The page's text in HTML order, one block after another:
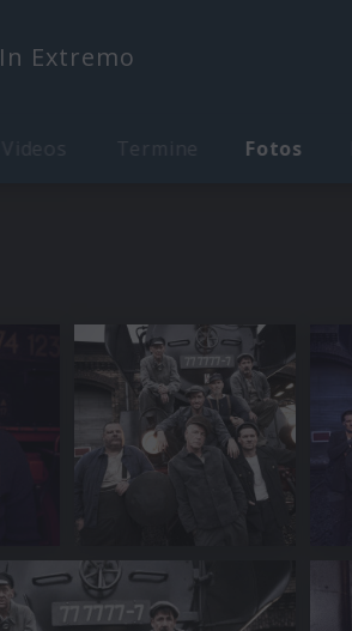
In Extremo
Videos Termine Fotos